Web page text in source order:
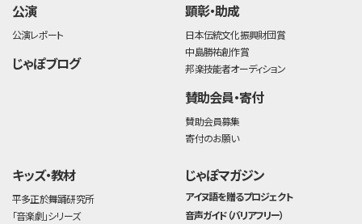
公演
公演レポート
じゃぽブログ
顕彰・助成
日本伝統文化振興財団賞
中島勝祐創作賞
邦楽技能者オーディション
賛助会員・寄付
賛助会員募集
寄付のお願い
キッズ・教材
平多正於舞踊研究所
「音楽劇」シリーズ
じゃぽマガジン
アイヌ語を贈るプロジェクト
音声ガイド（バリアフリー）